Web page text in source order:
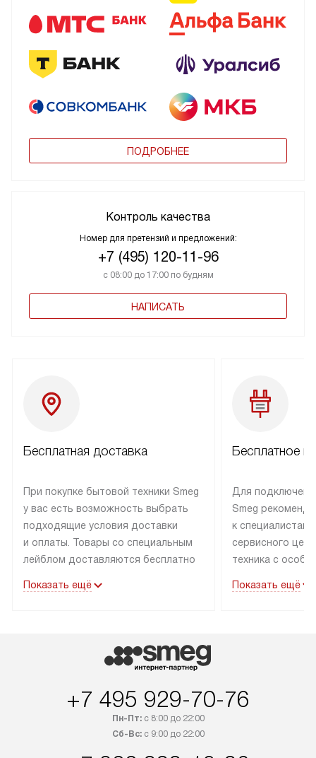
ПОДРОБНЕЕ
Контроль качества
Номер для претензий и предложений:
+7 (495) 120-11-96
с 08:00 до 17:00 по будням
НАПИСАТЬ
Бесплатная доставка
При покупке бытовой техники Smeg
у вас есть возможность выбрать
подходящие условия доставки
и оплаты. Товары со специальным
лейблом доставляются бесплатно
до подъезда. Доставка за пределы
маркировку «в наличии», может
быть отправлен покупателю
в Санкт-Петербург и другие
регионы осуществляется через
транспортные компании. После
Показать ещё
Бесплатное
Для
Smeg
к специалистам
сервисного
техника с
коммуникациям.
подключения к
Показать ещё
+7 495 929-70-76
Пн-Пт:с 8:00 до 22:00
Сб-Вс:с 9:00 до 22:00